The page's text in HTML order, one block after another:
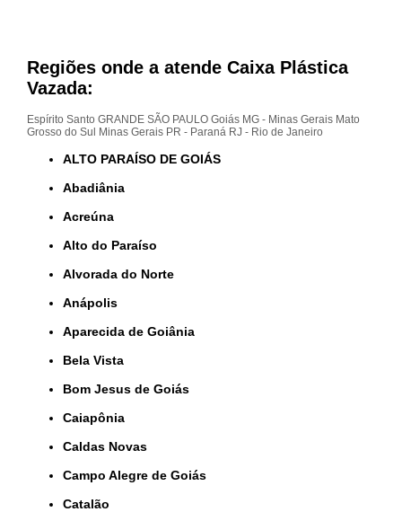
Regiões onde a atende Caixa Plástica
Vazada:
Espírito Santo GRANDE SÃO PAULO Goiás MG - Minas Gerais Mato
Grosso do Sul Minas Gerais PR - Paraná RJ - Rio de Janeiro
ALTO PARAÍSO DE GOIÁS
Abadiânia
Acreúna
Alto do Paraíso
Alvorada do Norte
Anápolis
Aparecida de Goiânia
Bela Vista
Bom Jesus de Goiás
Caiapônia
Caldas Novas
Campo Alegre de Goiás
Catalão